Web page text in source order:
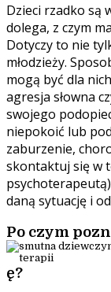
Dzieci rzadko są
dolega, z czym
Dotyczy to nie
młodzieży.
mogą być dla
agresja słowna
swojego
niepokoić lub
zaburzenie,
skontaktuj się w
daną sytuację i
Po czym
ę?